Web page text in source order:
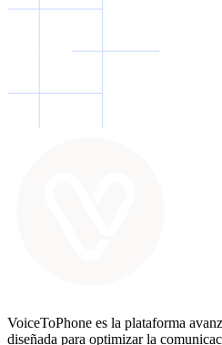
VoiceToPhone es la plataforma
diseñada para optimizar la